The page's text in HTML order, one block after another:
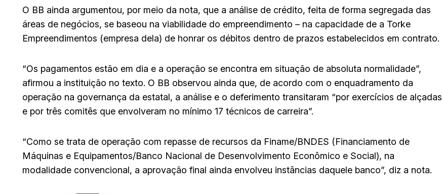
O BB ainda argumentou, por meio da nota, que a análise de crédito, feita de forma segregada das
áreas de negócios, se baseou na viabilidade do empreendimento – na capacidade de a Torke
Empreendimentos (empresa dela) de honrar os débitos dentro de prazos estabelecidos em contrato.
“Os pagamentos estão em dia e a operação se encontra em situação de absoluta normalidade”,
afirmou a instituição no texto. O BB observou ainda que, de acordo com o enquadramento da
operação na governança da estatal, a análise e o deferimento transitaram “por exercícios de alçadas
e por três comitês que envolveram no mínimo 17 técnicos de carreira”.
“Como se trata de operação com repasse de recursos da Finame/BNDES (Financiamento de
Máquinas e Equipamentos/Banco Nacional de Desenvolvimento Econômico e Social), na
modalidade convencional, a aprovação final ainda envolveu instâncias daquele banco”, diz a nota.